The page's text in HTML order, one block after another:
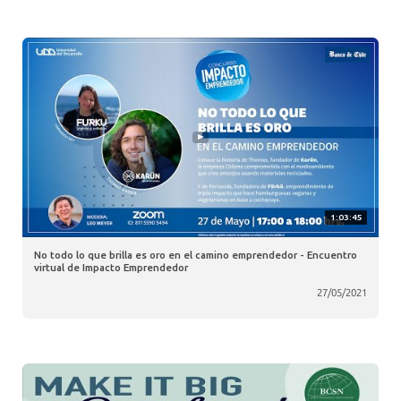
1:03:45
No todo lo que brilla es oro en el camino emprendedor - Encuentro
virtual de Impacto Emprendedor
27/05/2021